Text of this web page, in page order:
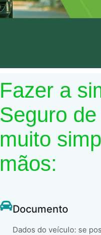
Fazer a
Seguro
muito
mãos:
Documento
Dados do veículo: se